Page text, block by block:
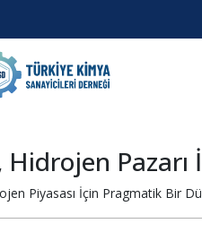
Hidrojen
Piyasası İçin Pragmatik Bir